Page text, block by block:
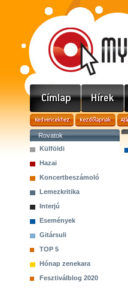
Rovatok
Külföldi
Hazai
Koncertbeszámoló
Lemezkritika
Interjú
Események
Gitársuli
TOP 5
Hónap zenekara
Fesztiválblog 2020